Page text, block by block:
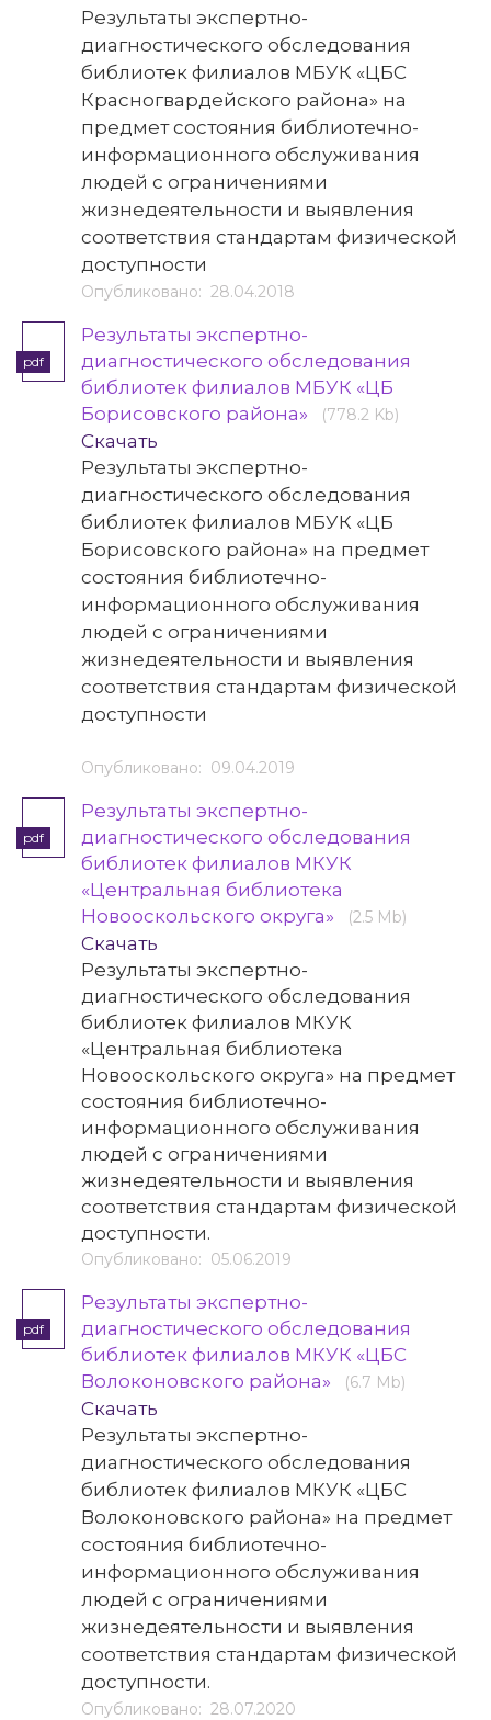
Результаты экспертно-
диагностического обследования
библиотек филиалов МБУК «ЦБС
Красногвардейского района» на
предмет состояния библиотечно-
информационного обслуживания
людей с ограничениями
жизнедеятельности и выявления
соответствия стандартам физической
доступности
Опубликовано: 28.04.2018
pdf
Результаты экспертно-
диагностического обследования
библиотек филиалов МБУК «ЦБ
Борисовского района»
(778.2 Kb)
Скачать
Результаты экспертно-
диагностического обследования
библиотек филиалов МБУК «ЦБ
Борисовского района» на предмет
состояния библиотечно-
информационного обслуживания
людей с ограничениями
жизнедеятельности и выявления
соответствия стандартам физической
доступности
Опубликовано: 09.04.2019
pdf
Результаты экспертно-
диагностического обследования
библиотек филиалов МКУК
«Центральная библиотека
Новооскольского округа»
(2.5 Mb)
Скачать
Результаты экспертно-
диагностического обследования
библиотек филиалов МКУК
«Центральная библиотека
Новооскольского округа» на предмет
состояния библиотечно-
информационного обслуживания
людей с ограничениями
жизнедеятельности и выявления
соответствия стандартам физической
доступности.
Опубликовано: 05.06.2019
pdf
Результаты экспертно-
диагностического обследования
библиотек филиалов МКУК «ЦБС
Волоконовского района»
(6.7 Mb)
Скачать
Результаты экспертно-
диагностического обследования
библиотек филиалов МКУК «ЦБС
Волоконовского района» на предмет
состояния библиотечно-
информационного обслуживания
людей с ограничениями
жизнедеятельности и выявления
соответствия стандартам физической
доступности.
Опубликовано: 28.07.2020